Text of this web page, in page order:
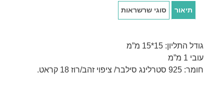
תיאור סוגי שרשראות
גודל התליון: 15*15 מ”מ
עובי 1 מ”מ
חומר: 925 סטרלינג סילבר/ ציפוי זהב/רוז 18 קראט.